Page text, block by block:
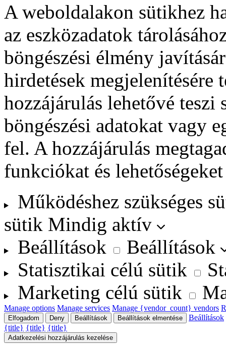
A weboldalakon sütikhez
az eszközadatok
böngészési élmény
hirdetések megjelenítésére
hozzájárulás lehetővé
böngészési adatokat vagy
fel. A hozzájárulás
funkciókat és
Működéshez szükséges
sütik Mindig aktív
Beállítások
Beállítások
Statisztikai célú sütik
Marketing célú sütik
Manage options Manage services Manage {vendor_count} vendors
Elfogadom Deny Beállítások Beállítások elmentése
Beállítások
{title} {title} {title}
Adatkezelési hozzájárulás kezelése